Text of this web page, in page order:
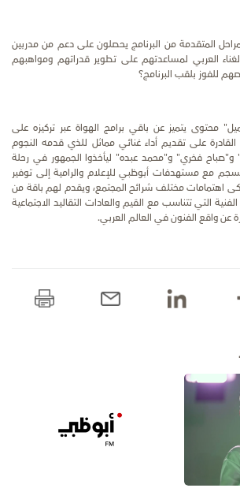
المتقدمة من البرنامج يحصلون على دعم من مدربين
العربي لمساعدتهم على تطوير قدراتهم ومواهبهم
للفوز بلقب البرنامج؟
محتوى يتميز عن باقي برامج الهواة عبر تركيزه على
القادرة على تقديم أداء غنائي مماثل للذي قدمه النجوم
و"صباح فخري" و"محمد عبده" ليأخذوا الجمهور في رحلة
مع مستهدفات أبوظبي للإعلام والرامية إلى توفير
اهتمامات مختلف شرائح المجتمع، ويقدم لهم باقة من
الفنية التي تتناسب مع القيم والعادات التقاليد الاجتماعية
واقع الفنون في العالم العربي.